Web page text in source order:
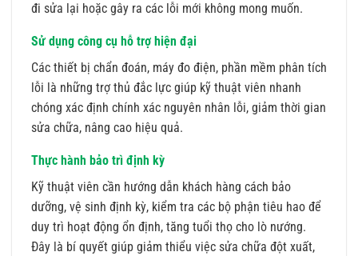
đi sửa lại hoặc gây ra các lỗi mới không mong muốn.
Sử dụng công cụ hỗ trợ hiện đại
Các thiết bị chẩn đoán, máy đo điện, phần mềm phân tích
lỗi là những trợ thủ đắc lực giúp kỹ thuật viên nhanh
chóng xác định chính xác nguyên nhân lỗi, giảm thời gian
sửa chữa, nâng cao hiệu quả.
Thực hành bảo trì định kỳ
Kỹ thuật viên cần hướng dẫn khách hàng cách bảo
dưỡng, vệ sinh định kỳ, kiểm tra các bộ phận tiêu hao để
duy trì hoạt động ổn định, tăng tuổi thọ cho lò nướng.
Đây là bí quyết giúp giảm thiểu việc sửa chữa đột xuất,